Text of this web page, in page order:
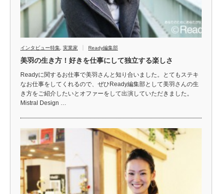
インタビュー特集 実業家 Ready編集部
美羽の生き方！好きを仕事にして独立する楽しさ
Readyに関するお仕事で美羽さんと知り合いました。とてもステキ
なお仕事をしてくれるので、ぜひReady編集部として美羽さんの生
き方をご紹介したいとオファーをして出演していただきました。
Mistral Design …